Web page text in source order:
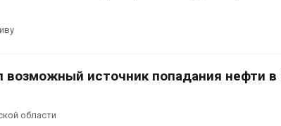
возможный источник попадания нефти в
области